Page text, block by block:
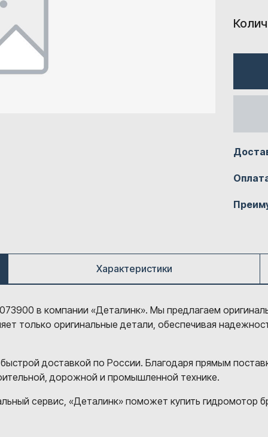
Характеристики
в компании «Деталинк». Мы предлагаем
только оригинальные детали, обеспечивая
доставкой по России. Благодаря прямым
дорожной и промышленной технике.
сервис, «Деталинк» поможет купить гидромотор